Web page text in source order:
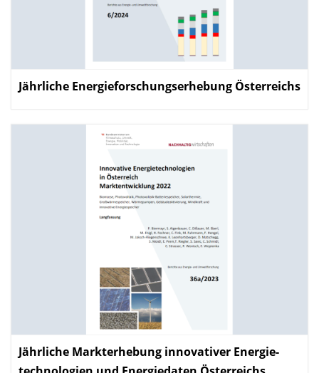
Jährliche Energie­forschungs­erhebung Österreichs
Jährliche Markterhebung innovativer Energie­